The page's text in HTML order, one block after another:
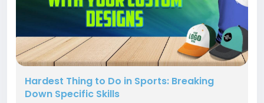
Hardest Thing to Do in Sports: Breaking
Down Specific Skills